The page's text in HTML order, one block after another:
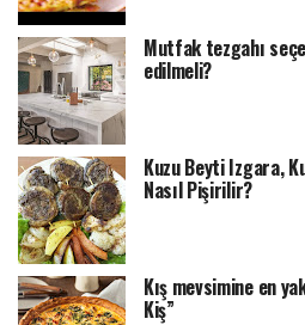
Mutfak tezgahı
edilmeli?
Kuzu Beyti Izgara,
Nasıl Pişirilir?
Kış mevsimine en
Kiş”